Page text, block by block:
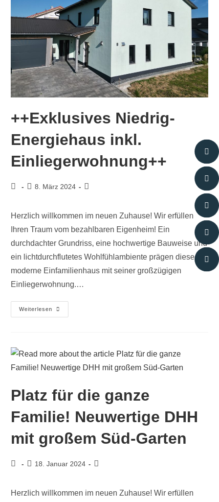
++Exklusives Niedrig-
Energiehaus inkl.
Einliegerwohnung++
8. März 2024
Herzlich willkommen im neuen Zuhause! Wir erfüllen
Ihren Traum vom bezahlbaren Eigenheim! Ein
durchdachter Grundriss, eine hochwertige Bauweise und
ein lichtdurchflutetes Wohlfühlambiente prägen dieses
moderne Einfamilienhaus mit seiner großzügigen
Einliegerwohnung.…
Weiterlesen
Platz für die ganze
Familie! Neuwertige DHH
mit großem Süd-Garten
18. Januar 2024
Herzlich willkommen im neuen Zuhause! Wir erfüllen